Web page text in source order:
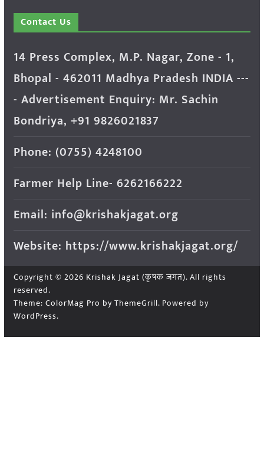
Contact Us
14 Press Complex, M.P. Nagar, Zone - 1,
Bhopal - 462011 Madhya Pradesh INDIA ---
- Advertisement Enquiry: Mr. Sachin
Bondriya, +91 9826021837
Phone: (0755) 4248100
Farmer Help Line- 6262166222
Email: info@krishakjagat.org
Website: https://www.krishakjagat.org/
Copyright © 2026 Krishak Jagat (कृषक जगत). All rights
reserved.
Theme: ColorMag Pro by ThemeGrill. Powered by
WordPress.